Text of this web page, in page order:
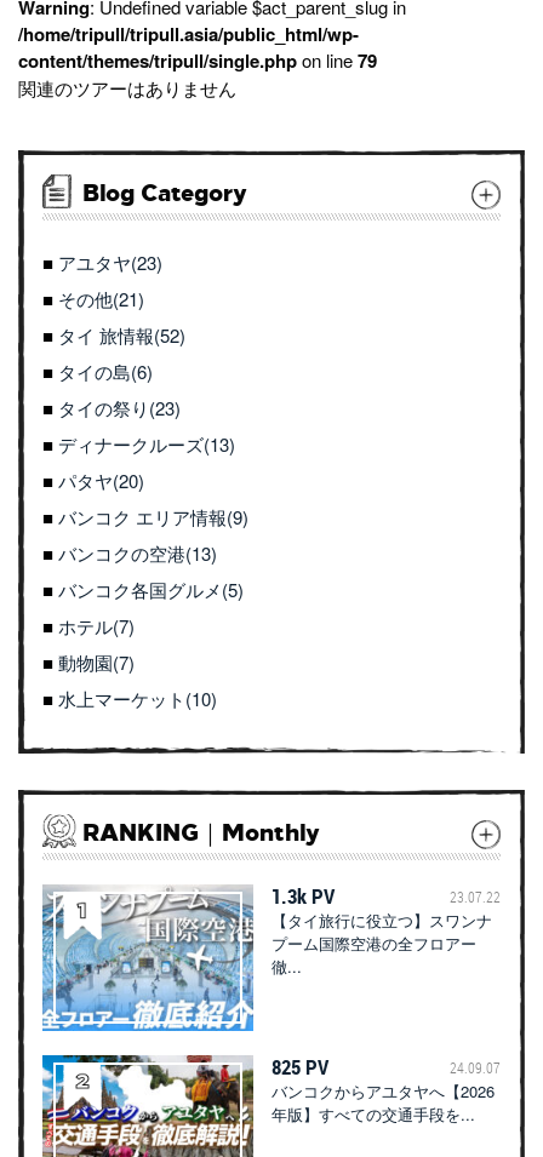
Warning: Undefined variable $act_parent_slug in
/home/tripull/tripull.asia/public_html/wp-
content/themes/tripull/single.phpon line79
関連のツアーはありません
Blog Category
アユタヤ(23)
その他(21)
タイ 旅情報(52)
タイの島(6)
タイの祭り(23)
ディナークルーズ(13)
パタヤ(20)
バンコク エリア情報(9)
バンコクの空港(13)
バンコク各国グルメ(5)
ホテル(7)
動物園(7)
水上マーケット(10)
RANKING｜Monthly
1.3k PV 23.07.22
【タイ旅行に役立つ】スワンナ
プーム国際空港の全フロアー
徹...
825 PV 24.09.07
バンコクからアユタヤへ【2026
年版】すべての交通手段を...